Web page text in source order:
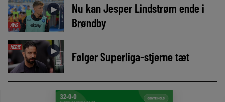
AVIS
►
Nu kan Jesper Lindstrøm ende i
Brøndby
MEDIE ► Følger Superliga-stjerne tæt